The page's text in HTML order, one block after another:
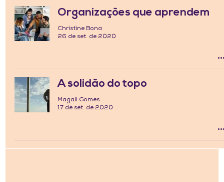
Organizações que aprendem
Christine Bona
26 de set. de 2020
A solidão do topo
Magali Gomes
17 de set. de 2020